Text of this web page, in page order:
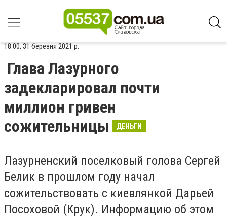
18:00, 31 березня 2021 р.
Глава Лазурного
задекларировал почти
миллион гривен
сожительницы
ДЕНЬГИ
Лазурненский поселковый голова Сергей
Белик в прошлом году начал
сожительствовать c киевлянкой Дарьей
Посоховой (Крук). Информацию об этом